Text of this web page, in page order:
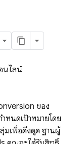
นไลน์
ของ
นดเป้าหมายโดย
มเพื่อดึงดูด ฐานผู้